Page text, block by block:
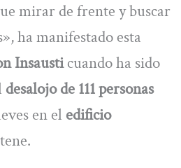
mirar de frente y buscar
ha manifestado esta
Insausticuando ha sido
desalojo de 111 personas
en el edificio